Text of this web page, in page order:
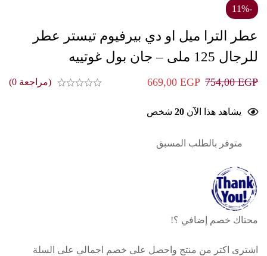
عطر الترا ميل او دي بيرفيوم تيستر عطر
للرجال 125 ملى – جان بول غوتييه
754,00EGP
669,00EGP (مراجعة 0)
يشاهد هذا الآن20شخص
متوفر بالطلب المسبق
محتاك خصم إضافي ؟!
اشترى اكتر من منتج واحصل على خصم اجمالي على السلة